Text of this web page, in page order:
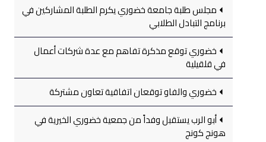
مجلس طلبة جامعة خضوري يكرم الطلبة المشاركين في
برنامج التبادل الطلابي
خضوري توقع مذكرة تفاهم مع عدة شركات أعمال
في قلقيلية
خضوري والفاو توقعان اتفاقية تعاون مشتركة
أبو الرب يستقبل وفداً من جمعية خضوري الخيرية في
هونج كونج